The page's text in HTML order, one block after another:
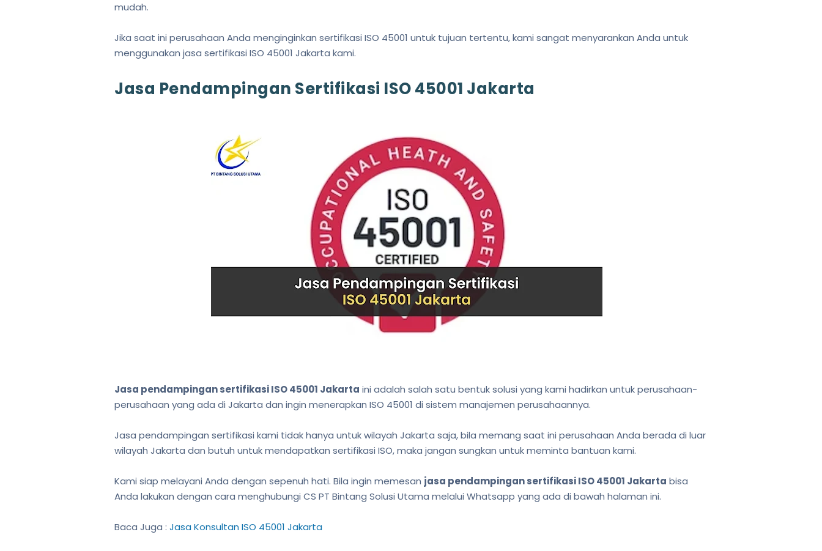
mudah.
Jika saat ini perusahaan Anda menginginkan sertifikasi ISO 45001 untuk tujuan tertentu, kami sangat menyarankan Anda untuk
menggunakan jasa sertifikasi ISO 45001 Jakarta kami.
Jasa Pendampingan Sertifikasi ISO 45001 Jakarta
Jasa pendampingan sertifikasi ISO 45001 Jakarta ini adalah salah satu bentuk solusi yang kami hadirkan untuk perusahaan-
perusahaan yang ada di Jakarta dan ingin menerapkan ISO 45001 di sistem manajemen perusahaannya.
Jasa pendampingan sertifikasi kami tidak hanya untuk wilayah Jakarta saja, bila memang saat ini perusahaan Anda berada di luar
wilayah Jakarta dan butuh untuk mendapatkan sertifikasi ISO, maka jangan sungkan untuk meminta bantuan kami.
Kami siap melayani Anda dengan sepenuh hati. Bila ingin memesan jasa pendampingan sertifikasi ISO 45001 Jakarta bisa
Anda lakukan dengan cara menghubungi CS PT Bintang Solusi Utama melalui Whatsapp yang ada di bawah halaman ini.
Baca Juga : Jasa Konsultan ISO 45001 Jakarta